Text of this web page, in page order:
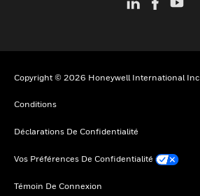
Copyright © 2026 Honeywell International Inc
Conditions
Déclarations De Confidentialité
Vos Préférences De Confidentialité
Témoin De Connexion